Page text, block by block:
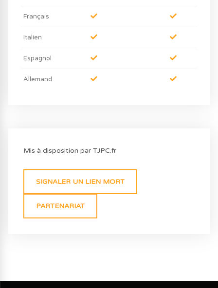
Français
Italien
Espagnol
Allemand
Mis à disposition par TJPC.fr
SIGNALER UN LIEN MORT
PARTENARIAT